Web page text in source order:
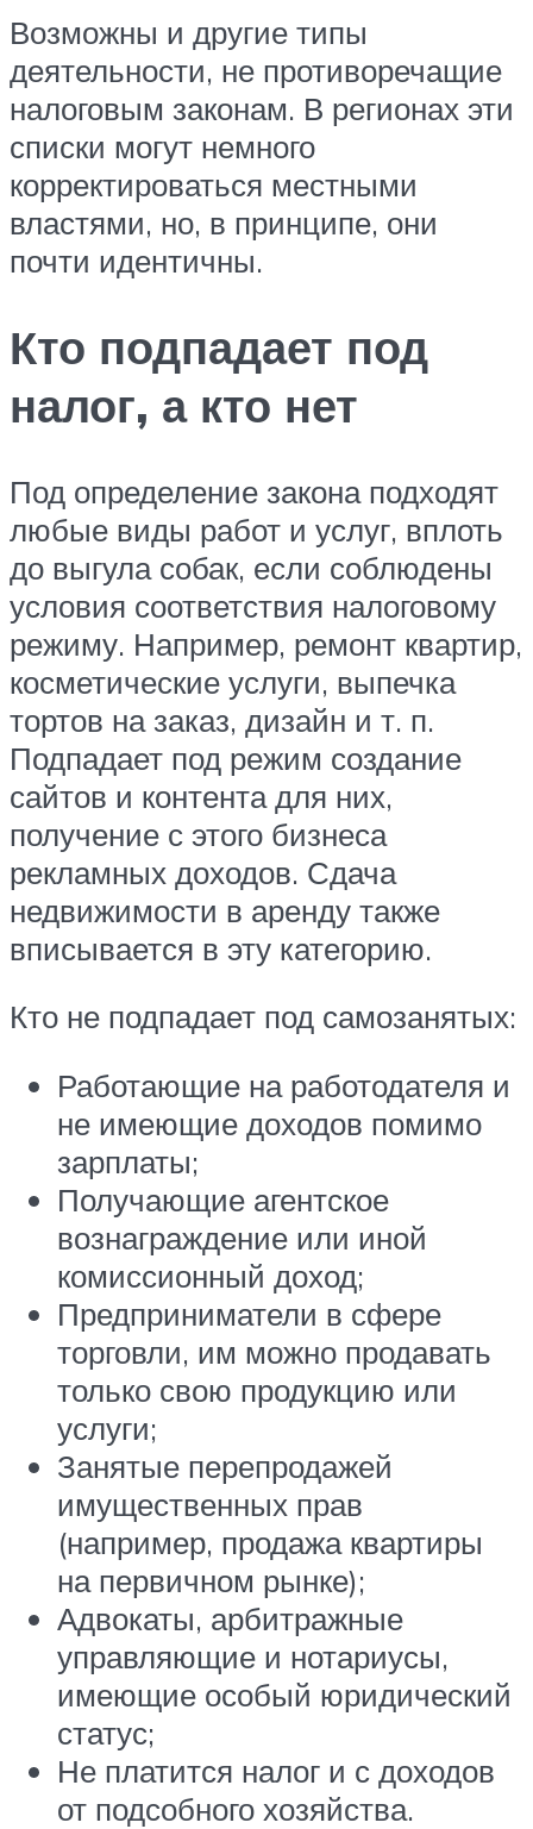
Возможны и другие типы
деятельности, не противоречащие
налоговым законам. В регионах эти
списки могут немного
корректироваться местными
властями, но, в принципе, они
почти идентичны.
Кто подпадает под
налог, а кто нет
Под определение закона подходят
любые виды работ и услуг, вплоть
до выгула собак, если соблюдены
условия соответствия налоговому
режиму. Например, ремонт квартир,
косметические услуги, выпечка
тортов на заказ, дизайн и т. п.
Подпадает под режим создание
сайтов и контента для них,
получение с этого бизнеса
рекламных доходов. Сдача
недвижимости в аренду также
вписывается в эту категорию.
Кто не подпадает под самозанятых:
Работающие на работодателя и
не имеющие доходов помимо
зарплаты;
Получающие агентское
вознаграждение или иной
комиссионный доход;
Предприниматели в сфере
торговли, им можно продавать
только свою продукцию или
услуги;
Занятые перепродажей
имущественных прав
(например, продажа квартиры
на первичном рынке);
Адвокаты, арбитражные
управляющие и нотариусы,
имеющие особый юридический
статус;
Не платится налог и с доходов
от подсобного хозяйства.